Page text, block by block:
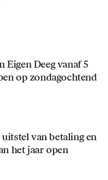
Eigen Deeg vanaf 5
op zondagochtend
van betaling en
het jaar open